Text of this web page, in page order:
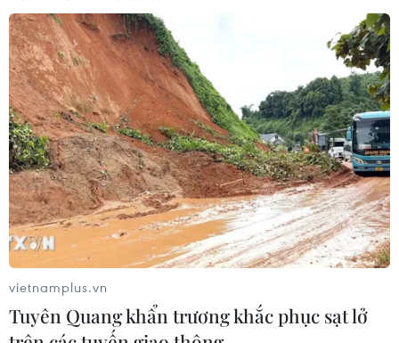
vietnamplus.vn
Tuyên Quang khẩn trương khắc phục sạt lở